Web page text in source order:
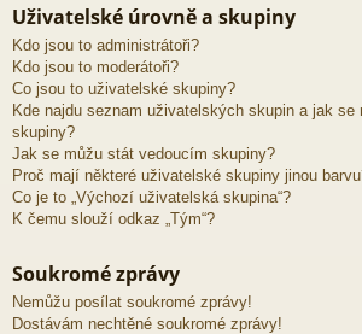
Uživatelské úrovně a skupiny
Kdo jsou to administrátoři?
Kdo jsou to moderátoři?
Co jsou to uživatelské skupiny?
Kde najdu seznam uživatelských skupin a jak se
skupiny?
Jak se můžu stát vedoucím skupiny?
Proč mají některé uživatelské skupiny jinou
Co je to „Výchozí uživatelská skupina“?
K čemu slouží odkaz „Tým“?
Soukromé zprávy
Nemůžu posílat soukromé zprávy!
Dostávám nechtěné soukromé zprávy!